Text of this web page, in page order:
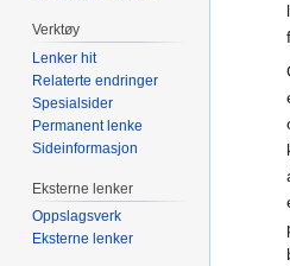
Verktøy
Lenker hit
Relaterte endringer
Spesialsider
Permanent lenke
Sideinformasjon
Eksterne lenker
Oppslagsverk
Eksterne lenker